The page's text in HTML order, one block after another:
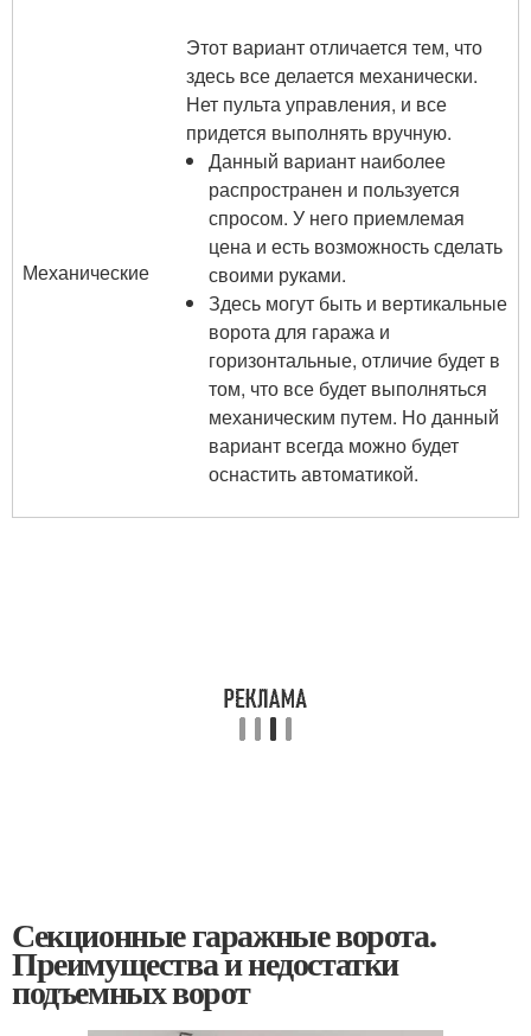
Механические
Этот вариант отличается тем, что
здесь все делается механически.
Нет пульта управления, и все
придется выполнять вручную.
Данный вариант наиболее
распространен и пользуется
спросом. У него приемлемая
цена и есть возможность сделать
своими руками.
Здесь могут быть и вертикальные
ворота для гаража и
горизонтальные, отличие будет в
том, что все будет выполняться
механическим путем. Но данный
вариант всегда можно будет
оснастить автоматикой.
Секционные гаражные ворота.
Преимущества и недостатки
подъемных ворот